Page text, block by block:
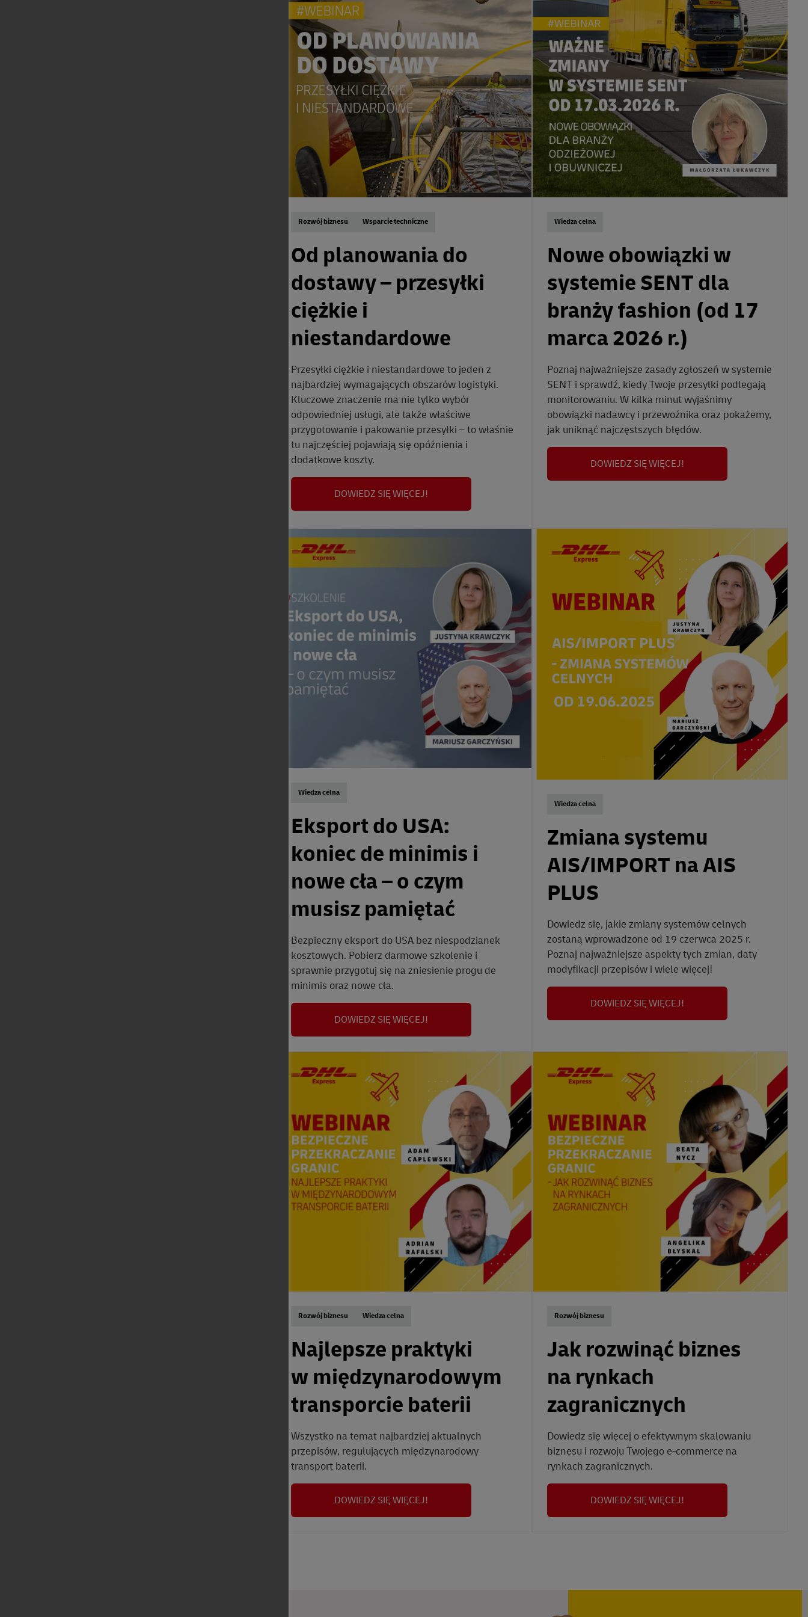
Rozwój biznesu Wsparcie techniczne
Od planowania do
dostawy – przesyłki
ciężkie i
niestandardowe
Przesyłki ciężkie i niestandardowe to jeden z
najbardziej wymagających obszarów logistyki.
Kluczowe znaczenie ma nie tylko wybór
odpowiedniej usługi, ale także właściwe
przygotowanie i pakowanie przesyłki – to właśnie
tu najczęściej pojawiają się opóźnienia i
dodatkowe koszty.
DOWIEDZ SIĘ WIĘCEJ!
Wiedza celna
Nowe obowiązki w
systemie SENT dla
branży fashion (od 17
marca 2026 r.)
Poznaj najważniejsze zasady zgłoszeń w systemie
SENT i sprawdź, kiedy Twoje przesyłki podlegają
monitorowaniu. W kilka minut wyjaśnimy
obowiązki nadawcy i przewoźnika oraz pokażemy,
jak uniknąć najczęstszych błędów.
DOWIEDZ SIĘ WIĘCEJ!
Wiedza celna
Eksport do USA:
koniec de minimis i
nowe cła – o czym
musisz pamiętać
Bezpieczny eksport do USA bez niespodzianek
kosztowych. Pobierz darmowe szkolenie i
sprawnie przygotuj się na zniesienie progu de
minimis oraz nowe cła.
DOWIEDZ SIĘ WIĘCEJ!
Wiedza celna
Zmiana systemu
AIS/IMPORT na AIS
PLUS
Dowiedz się, jakie zmiany systemów celnych
zostaną wprowadzone od 19 czerwca 2025 r.
Poznaj najważniejsze aspekty tych zmian, daty
modyfikacji przepisów i wiele więcej!
DOWIEDZ SIĘ WIĘCEJ!
Rozwój biznesu Wiedza celna
Najlepsze praktyki
w międzynarodowym
transporcie baterii
Wszystko na temat najbardziej aktualnych
przepisów, regulujących międzynarodowy
transport baterii.
DOWIEDZ SIĘ WIĘCEJ!
Rozwój biznesu
Jak rozwinąć biznes
na rynkach
zagranicznych
Dowiedz się więcej o efektywnym skalowaniu
biznesu i rozwoju Twojego e-commerce na
rynkach zagranicznych.
DOWIEDZ SIĘ WIĘCEJ!